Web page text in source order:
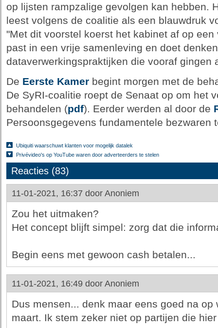
op lijsten rampzalige gevolgen kan hebben.
leest volgens de coalitie als een blauwdruk
"Met dit voorstel koerst het kabinet af op
past in een vrije samenleving en doet
dataverwerkingspraktijken die vooraf gingen
De Eerste Kamerbegint morgen met de
De SyRI-coalitie roept de Senaat op om het
behandelen (pdf). Eerder werden al door de
Persoonsgegevens fundamentele bezwaren
Ubiquiti waarschuwt klanten voor mogelijk datalek
Privévideo's op YouTube waren door adverteerders te stelen
Reacties (83)
11-01-2021, 16:37 door Anoniem
Zou het uitmaken?
Het concept blijft simpel: zorg dat die
Begin eens met gewoon cash betalen...
11-01-2021, 16:49 door Anoniem
Dus mensen... denk maar eens goed na
maart. Ik stem zeker niet op partijen die